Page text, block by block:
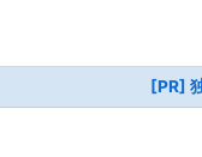
[PR]